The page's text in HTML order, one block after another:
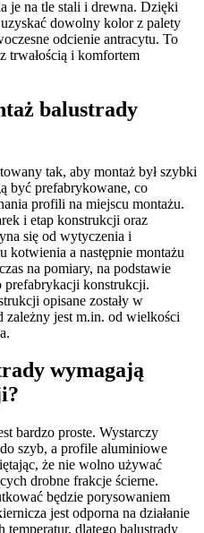
je na tle stali i drewna. Dzięki
dowolny kolor z palety
odcienie antracytu. To
trwałością i komfortem
balustrady
tak, aby montaż był szybki
być prefabrykowane, co
profili na miejscu montażu.
i etap konstrukcji oraz
się od wytyczenia i
a następnie montażu
na pomiary, na podstawie
prefabrykacji konstrukcji.
opisane zostały w
zależny jest m.in. od wielkości
wymagają
bardzo proste. Wystarczy
szyb, a profile aluminiowe
że nie wolno używać
drobne frakcje ścierne.
będzie porysowaniem
jest odporna na działanie
dlatego balustrady